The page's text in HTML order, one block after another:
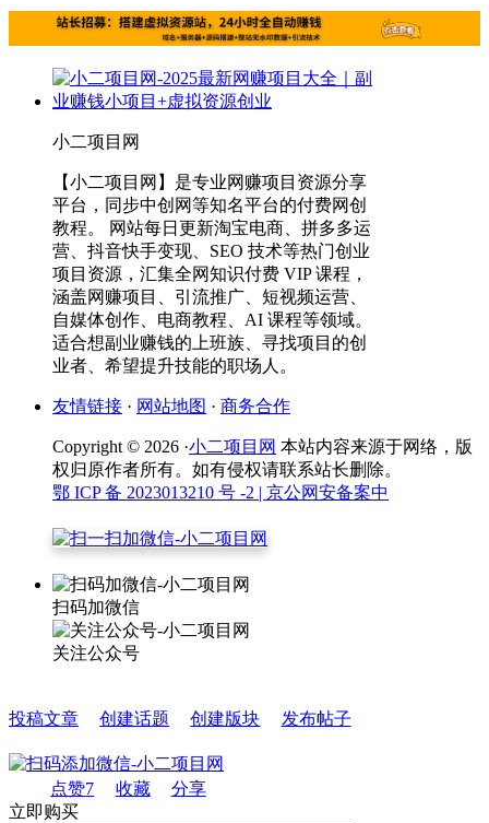
小二项目网
【小二项目网】是专业网赚项目资源分享
平台，同步中创网等知名平台的付费网创
教程。 网站每日更新淘宝电商、拼多多运
营、抖音快手变现、SEO 技术等热门创业
项目资源，汇集全网知识付费 VIP 课程，
涵盖网赚项目、引流推广、短视频运营、
自媒体创作、电商教程、AI 课程等领域。
适合想副业赚钱的上班族、寻找项目的创
业者、希望提升技能的职场人。
友情链接 · 网站地图 · 商务合作
Copyright © 2026 ·小二项目网 本站内容来源于网络，版
权归原作者所有。如有侵权请联系站长删除。
鄂 ICP 备 2023013210 号 -2 | 京公网安备案中
扫码加微信
关注公众号
投稿文章 创建话题 创建版块 发布帖子
点赞7 收藏
分享
立即购买